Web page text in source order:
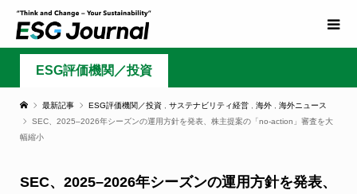
ESG評価機関／投資
最新記事 ESG評価機関／投資 サステナビリティ経営 海外
海外ニュース
SEC、2025–2026年シーズンの運用方針を発表、株主提案の「no-action」審査を大
幅縮小
SEC、2025–2026年シーズンの運用方針を発表、